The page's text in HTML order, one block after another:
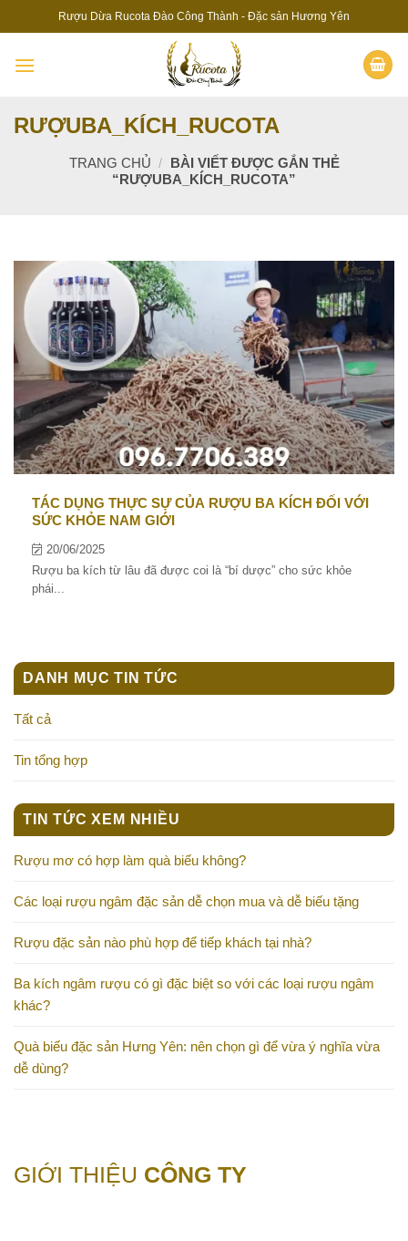
to
content
Rượu Dừa Rucota Đào Công Thành - Đặc sản Hương Yên
RƯỢUBA_KÍCH_RUCOTA
TRANG CHỦ / BÀI VIẾT ĐƯỢC GẮN THẺ
“RƯỢUBA_KÍCH_RUCOTA”
TÁC DỤNG THỰC SỰ CỦA RƯỢU BA KÍCH ĐỐI VỚI
SỨC KHỎE NAM GIỚI
Rượu ba kích từ lâu đã được coi là “bí dược” cho sức khỏe
phái...
20/06/2025
DANH MỤC TIN TỨC
Tất cả
Tin tổng hợp
TIN TỨC XEM NHIỀU
Rượu mơ có hợp làm quà biếu không?
Các loại rượu ngâm đặc sản dễ chọn mua và dễ biếu tặng
Rượu đặc sản nào phù hợp để tiếp khách tại nhà?
Ba kích ngâm rượu có gì đặc biệt so với các loại rượu ngâm
khác?
Quà biếu đặc sản Hưng Yên: nên chọn gì để vừa ý nghĩa vừa
dễ dùng?
GIỚI THIỆU CÔNG TY